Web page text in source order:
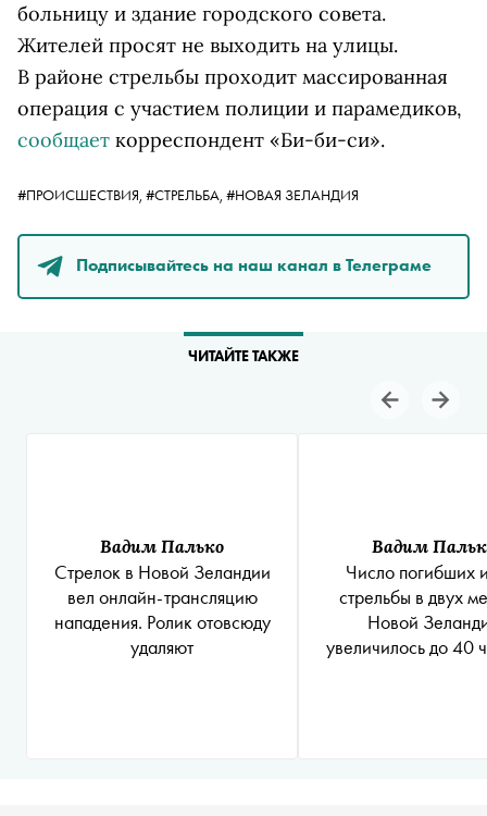
больницу и здание городского совета.
Жителей просят не выходить на улицы.
В районе стрельбы проходит массированная
операция с участием полиции и парамедиков,
сообщает корреспондент «Би-би-си».
#ПРОИСШЕСТВИЯ, #СТРЕЛЬБА, #НОВАЯ ЗЕЛАНДИЯ
Подписывайтесь на наш канал в Телеграме
ЧИТАЙТЕ ТАКЖЕ
Вадим Палько
Стрелок в Новой Зеландии
вел онлайн-трансляцию
нападения. Ролик отовсюду
удаляют
Вадим
Число погибших
стрельбы в двух
Новой
увеличилось до 40